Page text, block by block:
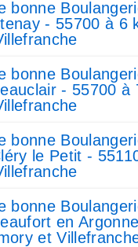
bonne
- 55700 à 6
bonne
- 55700 à
bonne
le Petit -
bonne
en
et